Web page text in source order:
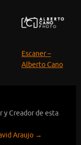
Escaner –
Alberto Cano
y Creador de esta
Araujo →